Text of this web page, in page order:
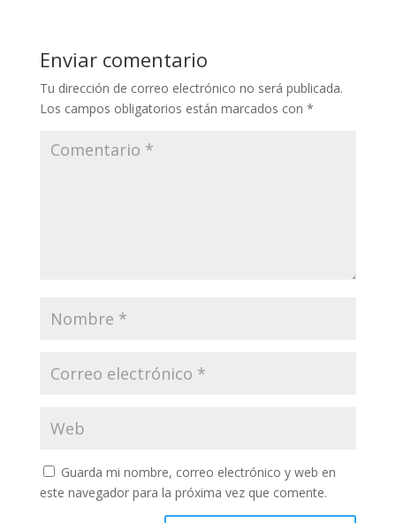
Enviar comentario
Tu dirección de correo electrónico no será publicada.
Los campos obligatorios están marcados con *
Guarda mi nombre, correo electrónico y web en
este navegador para la próxima vez que comente.